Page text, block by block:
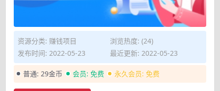
资源分类: 赚钱项目
浏览热度: (24)
发布时间: 2022-05-23
最近更新: 2022-05-23
普通: 29金币 会员: 免费 永久会员: 免费